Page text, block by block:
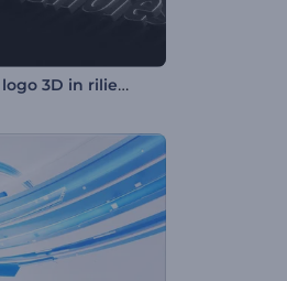
Rivelazione del logo 3D in rilievo